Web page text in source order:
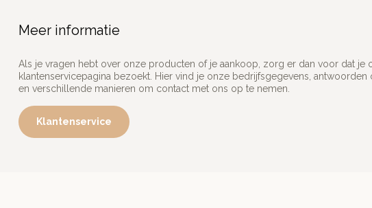
Meer informatie
Als je vragen hebt over onze producten of je aankoop, zorg er dan voor dat je
klantenservicepagina bezoekt. Hier vind je onze bedrijfsgegevens,
en verschillende manieren om contact met ons op te nemen.
Klantenservice